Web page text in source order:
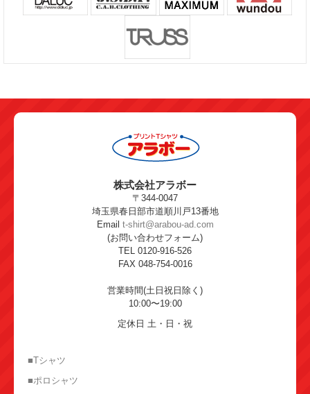
株式会社アラボー
〒344-0047
埼玉県春日部市道順川戸13番地
Email t-shirt@arabou-ad.com
(お問い合わせフォーム)
TEL 0120-916-526
FAX 048-754-0016
営業時間(土日祝日除く)
10:00〜19:00
定休日 土・日・祝
■Tシャツ
■ポロシャツ